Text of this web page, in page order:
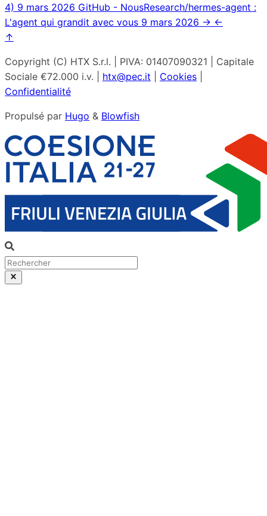
4) 9 mars 2026 GitHub - NousResearch/hermes-agent :
L'agent qui grandit avec vous 9 mars 2026 → ←
↑
Copyright (C) HTX S.r.l. | PIVA: 01407090321 | Capitale
Sociale €72.000 i.v. | htx@pec.it Cookies
Confidentialité
Propulsé par Hugo & Blowfish